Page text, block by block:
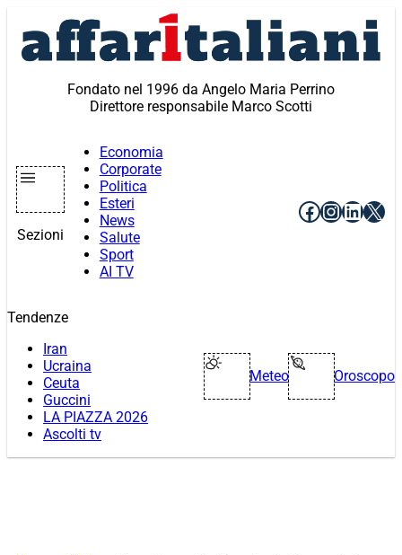
contenuto
Fondato nel 1996 da Angelo Maria Perrino
Direttore responsabile Marco Scotti
Sezioni
Economia
Corporate
Politica
Esteri
News
Salute
Sport
AI TV
Facebook
X
Tendenze
Iran
Ucraina
Ceuta
Guccini
LA PIAZZA 2026
Ascolti tv
Meteo Oroscopo